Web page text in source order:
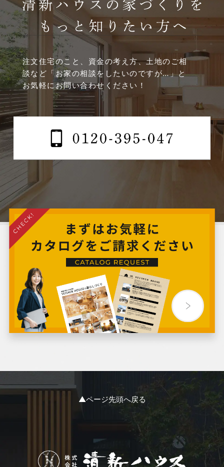
2025年1月
2024年12月
2024年11月
2024年10月
2024年9月
2024年7月
2024年6月
2024年5月
2024年3月
2024年2月
2023年11月
注文住宅のこと、資金の考え方、土地のご相
談など 「お家の相談をしたいのですが…」と
お気軽にお問い合わせください！
▲ページ先頭へ戻る